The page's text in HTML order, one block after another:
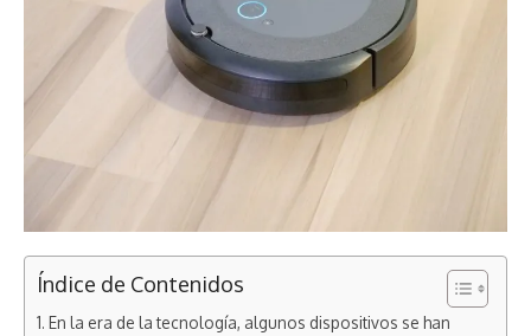
Índice de Contenidos
En la era de la tecnología, algunos dispositivos se han